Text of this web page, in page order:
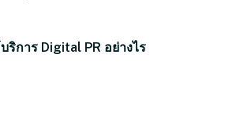
ริการ Digital PR อย่างไร